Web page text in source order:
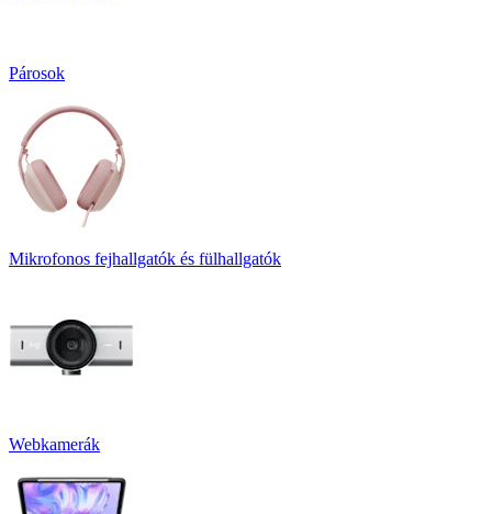
Párosok
Mikrofonos fejhallgatók és fülhallgatók
Webkamerák